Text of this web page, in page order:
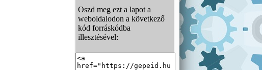
Oszd meg ezt a lapot a
weboldalodon a következő
kód forráskódba
illesztésével: